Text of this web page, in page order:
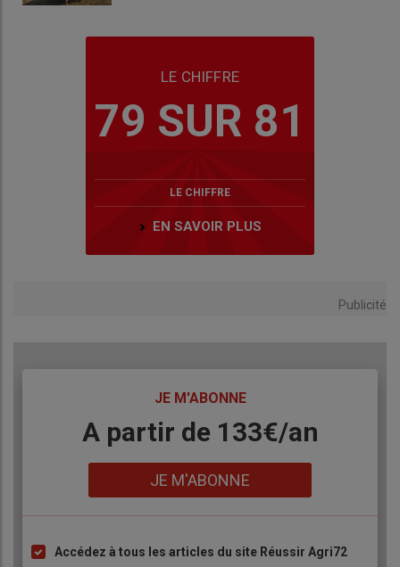
LE CHIFFRE
79 SUR 81
LE CHIFFRE
EN SAVOIR PLUS
Publicité
JE M'ABONNE
BodyA partir de 133€/an
JE M'ABONNE
ListeAccédez à tous les articles du site Réussir Agri72